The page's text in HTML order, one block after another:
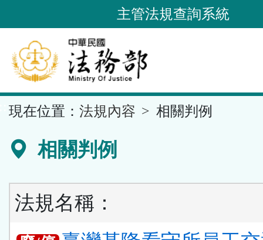
到
要
內
容
區
主管法規查詢系統
現在位置： 法規內容 相關判例
相關判例
法規名稱：